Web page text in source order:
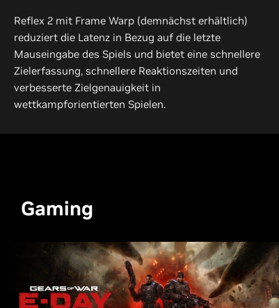
Reflex 2 mit Frame Warp (demnächst erhältlich)
reduziert die Latenz in Bezug auf die letzte
Mauseingabe des Spiels und bietet eine schnellere
Zielerfassung, schnellere Reaktionszeiten und
verbesserte Zielgenauigkeit in
wettkampforientierten Spielen.
Gaming